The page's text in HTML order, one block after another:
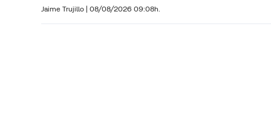
Jaime Trujillo | 08/08/2026 09:08h.